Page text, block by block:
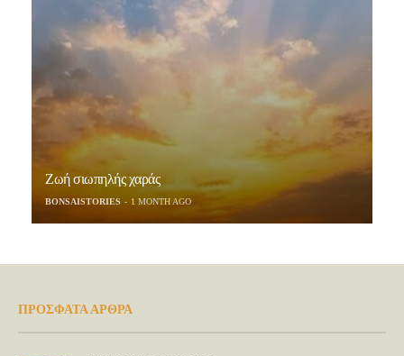
Ζωή σιωπηλής χαράς
BONSAISTORIES 1 MONTH AGO
ΠΡΟΣΦΑΤΑ ΑΡΘΡΑ